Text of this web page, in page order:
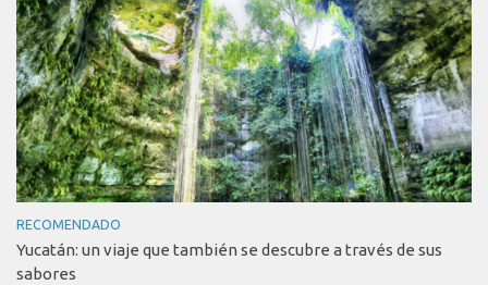
RECOMENDADO
Yucatán: un viaje que también se descubre a través de sus
sabores